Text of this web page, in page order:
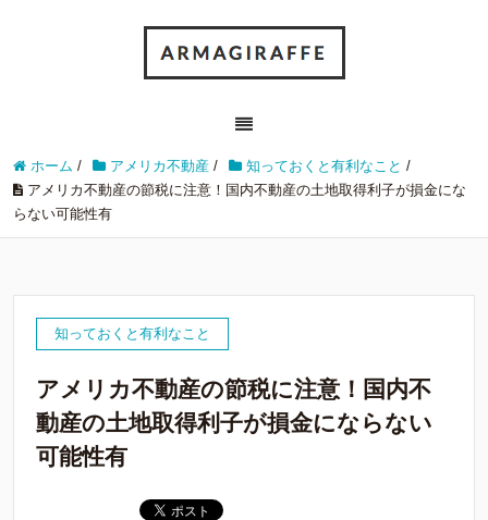
ホーム / アメリカ不動産 / 知っておくと有利なこと /
アメリカ不動産の節税に注意！国内不動産の土地取得利子が損金にな
らない可能性有
知っておくと有利なこと
アメリカ不動産の節税に注意！国内不
動産の土地取得利子が損金にならない
可能性有